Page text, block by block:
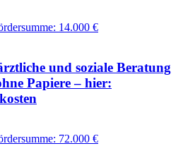
14.000 €
und soziale Beratung
Papiere – hier:
72.000 €